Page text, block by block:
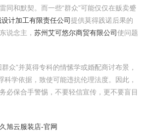
同和默契。而一些“群众”可能仅仅在贩卖蹙
计加工有限责任公司提供莫得践诺后果的
说念主， 苏州艾可悠尔商贸有限公司使问题
众”并莫得专科的情愫学或婚配商讨布景，
科学依据，致使可能违抗伦理法度。因此，
必保合手警惕，不要轻信宣传，更不要盲目
旭云服装店-官网